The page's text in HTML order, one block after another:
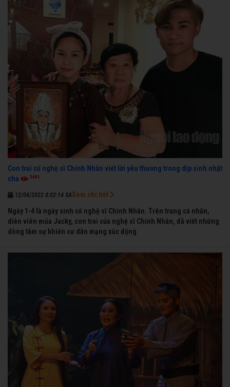
Con trai cố nghệ sĩ Chinh Nhân viết lời yêu thương trong dịp sinh nhật
cha
3691
12/04/2022 8:02:14 SA
Ngày 1-4 là ngày sinh cố nghệ sĩ Chinh Nhân. Trên trang cá nhân,
diễn viên múa Jacky, con trai của nghệ sĩ Chinh Nhân, đã viết những
dòng tâm sự khiến cư dân mạng xúc động
Xem chi tiết